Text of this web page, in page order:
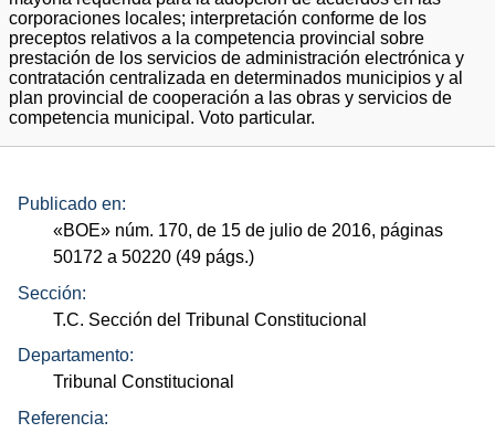
corporaciones locales; interpretación conforme de los
preceptos relativos a la competencia provincial sobre
prestación de los servicios de administración electrónica y
contratación centralizada en determinados municipios y al
plan provincial de cooperación a las obras y servicios de
competencia municipal. Voto particular.
Publicado en:
«BOE» núm. 170, de 15 de julio de 2016, páginas
50172 a 50220 (49 págs.)
Sección:
T.C. Sección del Tribunal Constitucional
Departamento:
Tribunal Constitucional
Referencia: